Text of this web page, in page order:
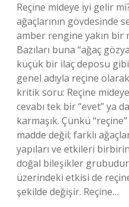
Reçine mideye iyi gelir
ağaçlarının gövdesinde
amber rengine yakın bir
Bazıları buna “ağaç
küçük bir ilaç deposu
genel adıyla reçine
kritik soru: Reçine
cevabı tek bir “evet” ya
karmaşık. Çünkü
madde değil; farklı
yapıları ve etkileri
doğal bileşikler
üzerindeki etkisi de
şekilde değişir. Reçine…